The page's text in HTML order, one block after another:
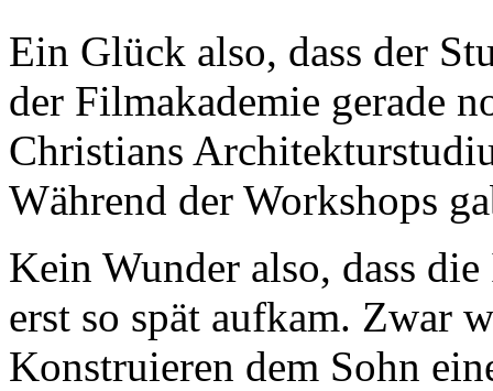
Ein Glück also, dass der
der Filmakademie gerade
Christians
Während der Workshops
Kein Wunder also, dass
erst so spät aufkam. Zwar
Konstruieren dem Sohn